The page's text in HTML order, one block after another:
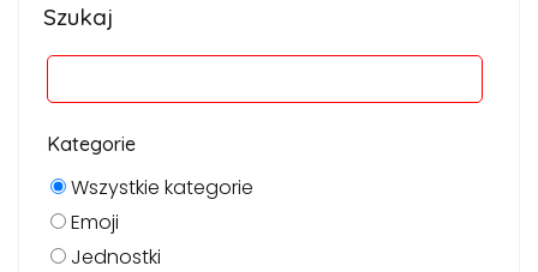
Szukaj
Kategorie
Wszystkie kategorie
Emoji
Jednostki